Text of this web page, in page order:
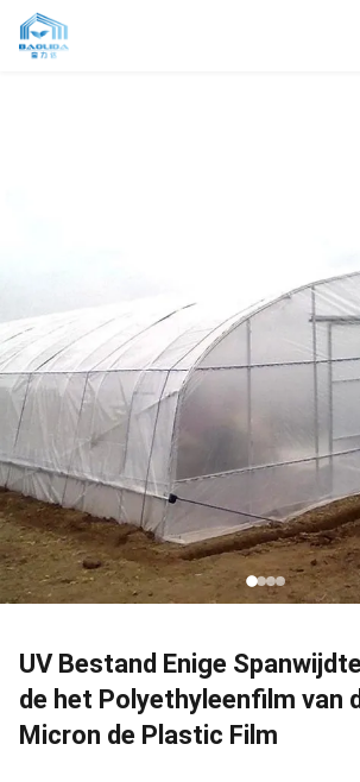
UV Bestand Enige
de het Polyethyleenfilm van
Micron de Plastic Film